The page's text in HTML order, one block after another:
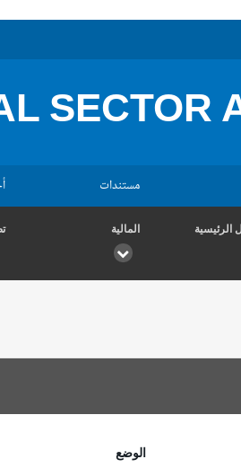
SECTOR
مستندات
الرئيسية المالية
الوضع